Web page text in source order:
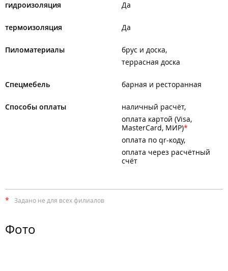
гидроизоляция Да
термоизоляция Да
Пиломатериалы
брус и доска
террасная доска
Спецмебель барная и ресторанная
Способы оплаты
наличный расчёт
оплата картой (Visa,
MasterCard, МИР)
оплата по qr-коду
оплата через расчётный
счёт
* Задано не для всех филиалов
Фото